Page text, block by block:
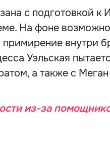
с подготовкой к
На фоне
внутри
Уэльская
а также с
из-за